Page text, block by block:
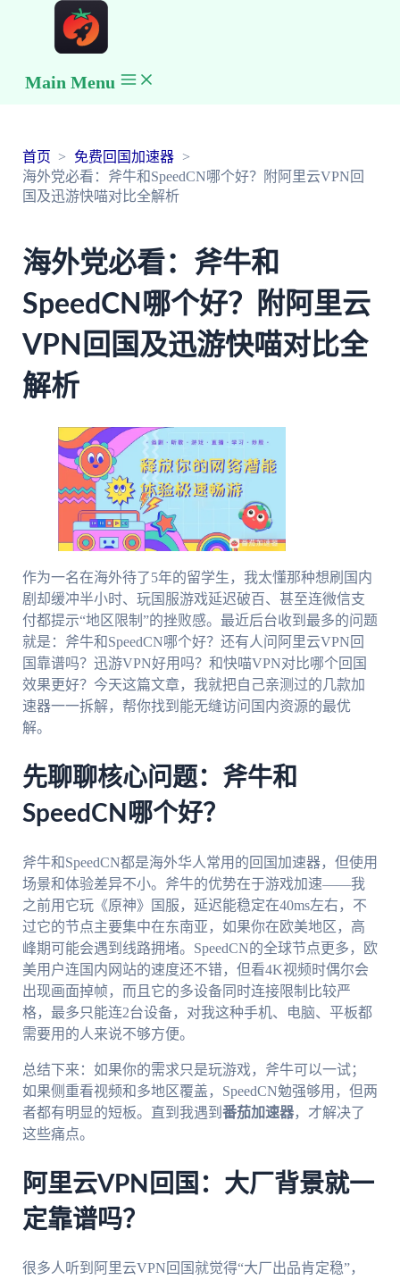
Main Menu
首页
免费回国加速器
海外党必看：斧牛和SpeedCN哪个好？附阿里云VPN回
国及迅游快喵对比全解析
海外党必看：斧牛和
SpeedCN哪个好？附阿里云
VPN回国及迅游快喵对比全
解析
作为一名在海外待了5年的留学生，我太懂那种想刷国内
剧却缓冲半小时、玩国服游戏延迟破百、甚至连微信支
付都提示“地区限制”的挫败感。最近后台收到最多的问题
就是：斧牛和SpeedCN哪个好？还有人问阿里云VPN回
国靠谱吗？迅游VPN好用吗？和快喵VPN对比哪个回国
效果更好？今天这篇文章，我就把自己亲测过的几款加
速器一一拆解，帮你找到能无缝访问国内资源的最优
解。
先聊聊核心问题：斧牛和
SpeedCN哪个好？
斧牛和SpeedCN都是海外华人常用的回国加速器，但使用
场景和体验差异不小。斧牛的优势在于游戏加速——我
之前用它玩《原神》国服，延迟能稳定在40ms左右，不
过它的节点主要集中在东南亚，如果你在欧美地区，高
峰期可能会遇到线路拥堵。SpeedCN的全球节点更多，欧
美用户连国内网站的速度还不错，但看4K视频时偶尔会
出现画面掉帧，而且它的多设备同时连接限制比较严
格，最多只能连2台设备，对我这种手机、电脑、平板都
需要用的人来说不够方便。
总结下来：如果你的需求只是玩游戏，斧牛可以一试；
如果侧重看视频和多地区覆盖，SpeedCN勉强够用，但两
者都有明显的短板。直到我遇到 番茄加速器，才解决了
这些痛点。
阿里云VPN回国：大厂背景就一
定靠谱吗？
很多人听到阿里云VPN回国就觉得“大厂出品肯定稳”，